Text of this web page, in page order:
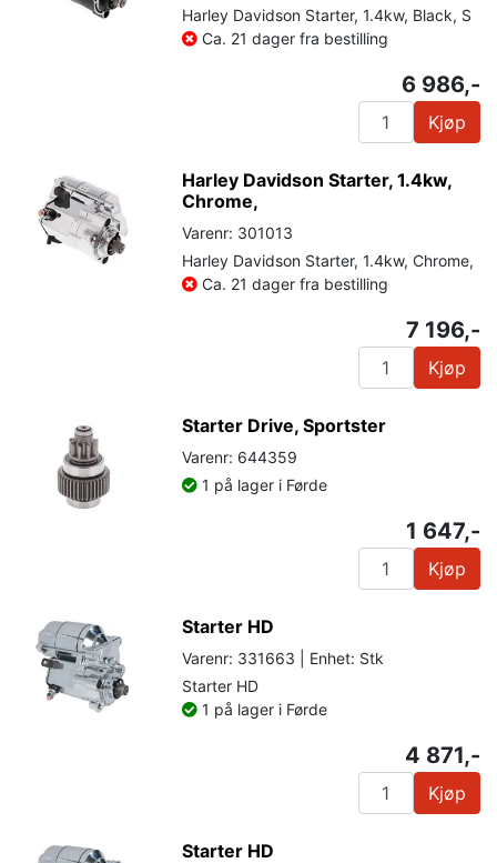
Harley Davidson Starter, 1.4kw, Black, S
Ca. 21 dager fra bestilling
6 986,-
Kjøp
Harley Davidson Starter, 1.4kw,
Chrome,
Varenr: 301013
Harley Davidson Starter, 1.4kw, Chrome,
Ca. 21 dager fra bestilling
7 196,-
Kjøp
Starter Drive, Sportster
Varenr: 644359
1 på lager i Førde
1 647,-
Kjøp
Starter HD
Varenr: 331663 | Enhet: Stk
Starter HD
1 på lager i Førde
4 871,-
Kjøp
Starter HD